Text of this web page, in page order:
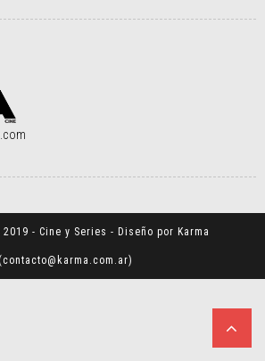
- Cine y Series - Diseño por Karma
(contacto@karma.com.ar)